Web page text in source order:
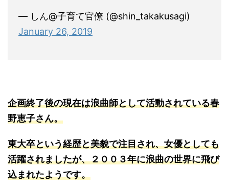
— しん@子育て官僚 (@shin_takakusagi)
January 26, 2019
企画終了後の現在は浪曲師として活動されている春
野恵子さん。
東大卒という経歴と美貌で注目され、女優としても
活躍されましたが、２００３年に浪曲の世界に飛び
込まれたようです。